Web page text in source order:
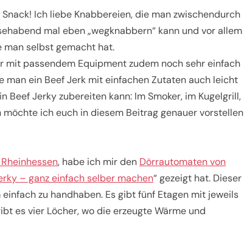
Ich liebe Knabbereien, die man zwischendurch
mal eben „wegknabbern“ kann und vor allem
man selbst gemacht hat.
mit passendem Equipment zudem noch sehr einfach
man ein Beef Jerk mit einfachen Zutaten auch leicht
Jerky zubereiten kann: Im Smoker, im Kugelgrill,
ich euch in diesem Beitrag genauer vorstellen
, habe ich mir den Dörrautomaten von
– ganz einfach selber machen“ gezeigt hat. Dieser
zu handhaben. Es gibt fünf Etagen mit jeweils
es vier Löcher, wo die erzeugte Wärme und